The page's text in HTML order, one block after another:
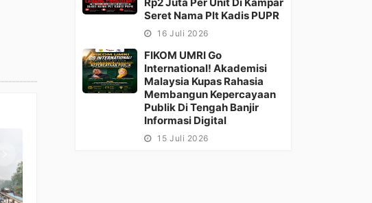
Seret Nama Plt Kadis PUPR
16 Juli 2026
FIKOM UMRI Go
International! Akademisi
Malaysia Kupas Rahasia
Membangun Kepercayaan
Publik Di Tengah Banjir
Informasi Digital
15 Juli 2026